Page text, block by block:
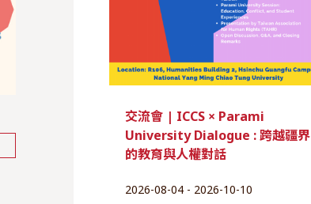
交流會 | ICCS × Parami
University Dialogue : 跨越疆界
的教育與人權對話
2026-08-04 - 2026-10-10